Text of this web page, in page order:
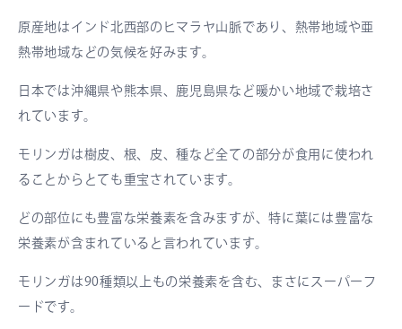
原産地はインド北西部のヒマラヤ山脈であり、熱帯地域や亜
熱帯地域などの気候を好みます。
日本では沖縄県や熊本県、鹿児島県など暖かい地域で栽培さ
れています。
モリンガは樹皮、根、皮、種など全ての部分が食用に使われ
ることからとても重宝されています。
どの部位にも豊富な栄養素を含みますが、特に葉には豊富な
栄養素が含まれていると言われています。
モリンガは90種類以上もの栄養素を含む、まさにスーパーフ
ードです。